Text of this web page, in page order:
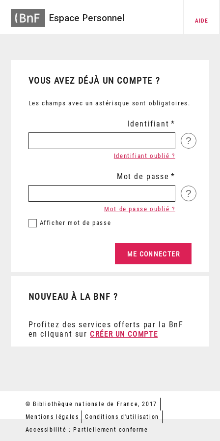
Espace Personnel AIDE
VOUS AVEZ DÉJÀ UN COMPTE ?
Les champs avec un astérisque sont obligatoires.
Identifiant
?
Identifiant oublié ?
Mot de passe
?
Afficher mot de passe
Mot de passe oublié ?
NOUVEAU À LA BNF ?
Profitez des services offerts par la BnF
en cliquant sur CRÉER UN COMPTE
© Bibliothèque nationale de France, 2017
Mentions légales
Conditions d'utilisation
Accessibilité : Partiellement conforme